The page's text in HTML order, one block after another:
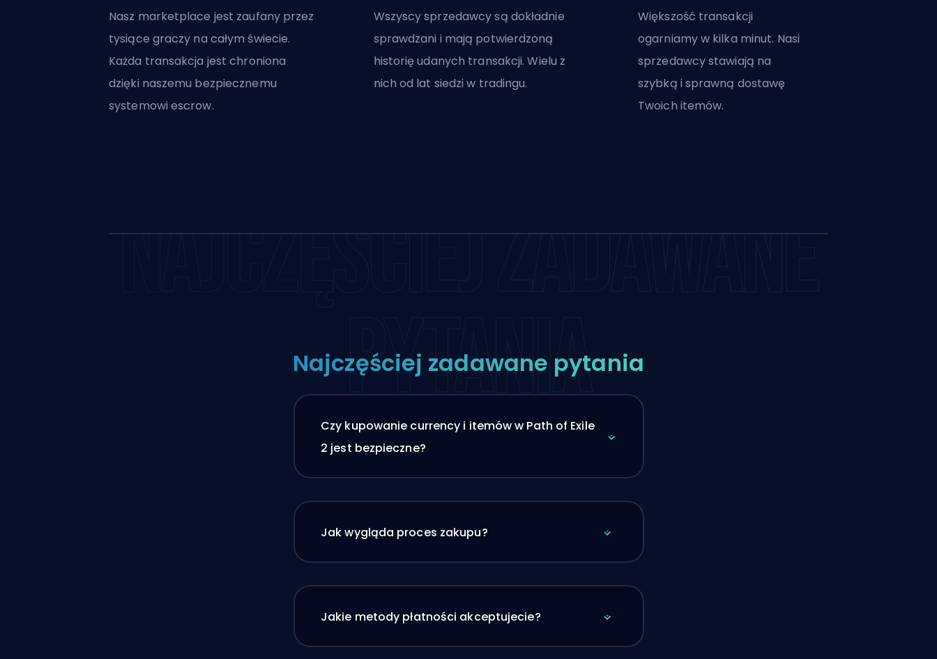
Nasz marketplace jest zaufany przez
tysiące graczy na całym świecie.
Każda transakcja jest chroniona
dzięki naszemu bezpiecznemu
systemowi escrow.
Wszyscy sprzedawcy są dokładnie
sprawdzani i mają potwierdzoną
historię udanych transakcji. Wielu z
nich od lat siedzi w tradingu.
Większość transakcji
ogarniamy w kilka minut. Nasi
sprzedawcy stawiają na
szybką i sprawną dostawę
Twoich itemów.
NAJCZĘŚCIEJ ZADAWANE
PYTANIA
Najczęściej zadawane pytania
Czy kupowanie currency i itemów w Path of Exile
2 jest bezpieczne?
Jak wygląda proces zakupu?
Jakie metody płatności akceptujecie?